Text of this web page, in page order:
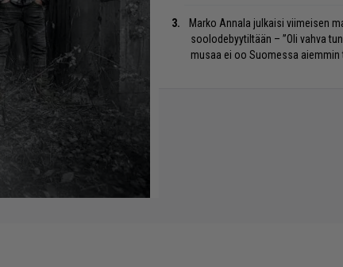
Marko Annala julkaisi viimeisen
soolodebyytiltään – ”Oli vahva
musaa ei oo Suomessa aiemmin